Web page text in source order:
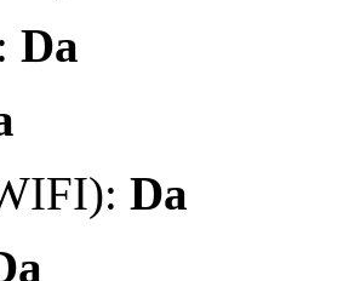
Da
Da